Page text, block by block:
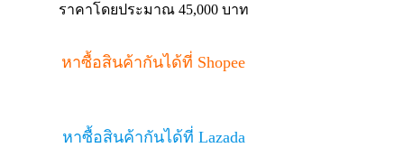
ราคาโดยประมาณ 45,000 บาท
หาซื้อสินค้ากันได้ที่ Shopee
หาซื้อสินค้ากันได้ที่ Lazada